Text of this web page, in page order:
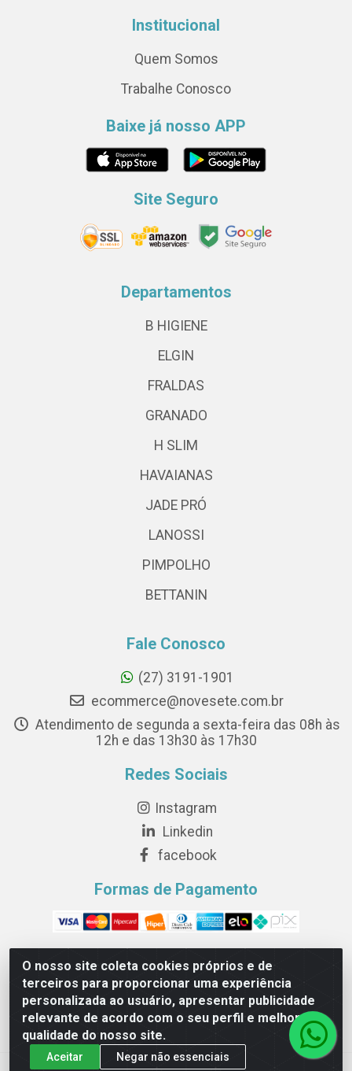
O nosso site coleta cookies próprios e de
terceiros para proporcionar uma experiência
personalizada ao usuário, apresentar publicidade
relevante de acordo com o seu perfil e melhorar a
qualidade do nosso site.
Aceitar Negar não essenciais
Institucional
Quem Somos
Trabalhe Conosco
Baixe já nosso APP
Site Seguro
Departamentos
B HIGIENE
ELGIN
FRALDAS
GRANADO
H SLIM
HAVAIANAS
JADE PRÓ
LANOSSI
PIMPOLHO
BETTANIN
Fale Conosco
(27) 3191-1901
ecommerce@novesete.com.br
Atendimento de segunda a sexta-feira das 08h às
12h e das 13h30 às 17h30
Redes Sociais
Instagram
Linkedin
facebook
Formas de Pagamento
Novesete Distribuidora LTDA - Avenida Setecentos, S/N,
Terminal Intermodal da Serra, Serra/ES - CEP 29161-414 -
CNPJ 29.479.604/0001-44